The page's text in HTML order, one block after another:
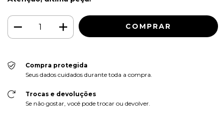
Compra protegida
Seus dados cuidados durante toda a compra.
Trocas e devoluções
Se não gostar, você pode trocar ou devolver.